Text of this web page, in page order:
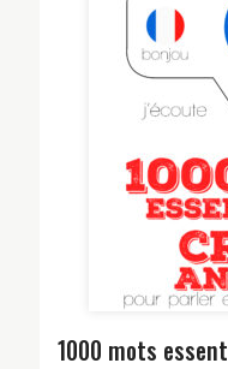
1000 mots